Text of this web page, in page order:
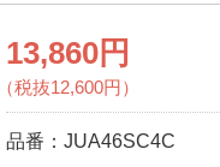
13,860円
（税抜12,600円）
品番： JUA46SC4C